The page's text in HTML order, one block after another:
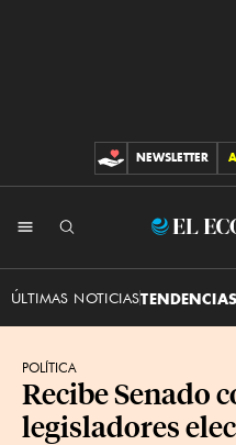
CONTRIBUCIONES
NEWSLETTER
ÚLTIMAS NOTICIAS
POLÍTICA
Recibe Senado
legisladores